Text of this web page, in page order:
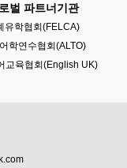
벌 파트너기관
유학협회(FELCA)
학연수협회(ALTO)
교육협회(English UK)